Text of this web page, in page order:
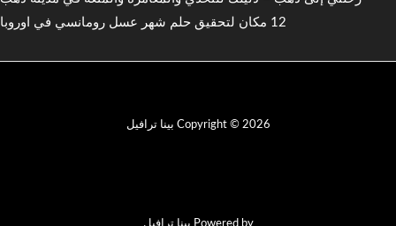
12 مكان لتحقيق حلم شهر عسل رومانسي في اوروبا
Copyright © 2026 بينا ترافيل
Powered by بينا ترافيل